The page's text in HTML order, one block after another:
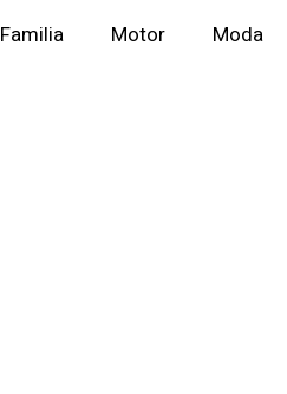
Familia Motor Moda